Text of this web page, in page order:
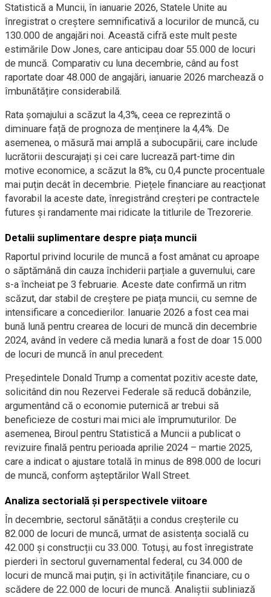
Statistică a Muncii, în ianuarie 2026, Statele Unite au
înregistrat o creștere semnificativă a locurilor de muncă, cu
130.000 de angajări noi. Această cifră este mult peste
estimările Dow Jones, care anticipau doar 55.000 de locuri
de muncă. Comparativ cu luna decembrie, când au fost
raportate doar 48.000 de angajări, ianuarie 2026 marchează o
îmbunătățire considerabilă.
Rata șomajului a scăzut la 4,3%, ceea ce reprezintă o
diminuare față de prognoza de menținere la 4,4%. De
asemenea, o măsură mai amplă a subocupării, care include
lucrătorii descurajați și cei care lucrează part-time din
motive economice, a scăzut la 8%, cu 0,4 puncte procentuale
mai puțin decât în decembrie. Piețele financiare au reacționat
favorabil la aceste date, înregistrând creșteri pe contractele
futures și randamente mai ridicate la titlurile de Trezorerie.
Detalii suplimentare despre piața muncii
Raportul privind locurile de muncă a fost amânat cu aproape
o săptămână din cauza închiderii parțiale a guvernului, care
s-a încheiat pe 3 februarie. Aceste date confirmă un ritm
scăzut, dar stabil de creștere pe piața muncii, cu semne de
intensificare a concedierilor. Ianuarie 2026 a fost cea mai
bună lună pentru crearea de locuri de muncă din decembrie
2024, având în vedere că media lunară a fost de doar 15.000
de locuri de muncă în anul precedent.
Președintele Donald Trump a comentat pozitiv aceste date,
solicitând din nou Rezervei Federale să reducă dobânzile,
argumentând că o economie puternică ar trebui să
beneficieze de costuri mai mici ale împrumuturilor. De
asemenea, Biroul pentru Statistică a Muncii a publicat o
revizuire finală pentru perioada aprilie 2024 – martie 2025,
care a indicat o ajustare totală în minus de 898.000 de locuri
de muncă, conform așteptărilor Wall Street.
Analiza sectorială și perspectivele viitoare
În decembrie, sectorul sănătății a condus creșterile cu
82.000 de locuri de muncă, urmat de asistența socială cu
42.000 și construcții cu 33.000. Totuși, au fost înregistrate
pierderi în sectorul guvernamental federal, cu 34.000 de
locuri de muncă mai puțin, și în activitățile financiare, cu o
scădere de 22.000 de locuri de muncă. Analiștii subliniază